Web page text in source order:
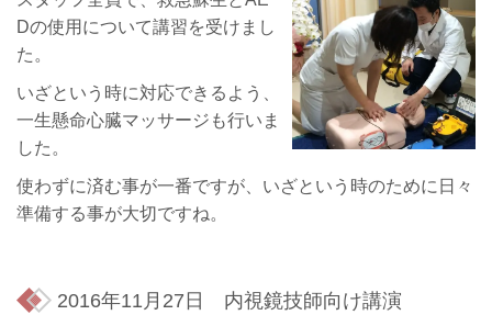
Dの使用について講習を受けまし
た。
いざという時に対応できるよう、
一生懸命心臓マッサージも行いま
した。
使わずに済む事が一番ですが、いざという時のために日々
準備する事が大切ですね。
2016年11月27日 内視鏡技師向け講演